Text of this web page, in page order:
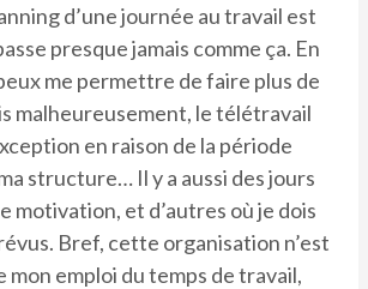
d’une journée au travail est
presque jamais comme ça. En
me permettre de faire plus de
malheureusement, le télétravail
en raison de la période
structure… Il y a aussi des jours
motivation, et d’autres où je dois
Bref, cette organisation n’est
mon emploi du temps de travail,